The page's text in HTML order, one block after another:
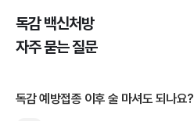
독감 백신처방
자주 묻는 질문
독감 예방접종 이후 술 마셔도 되나요?